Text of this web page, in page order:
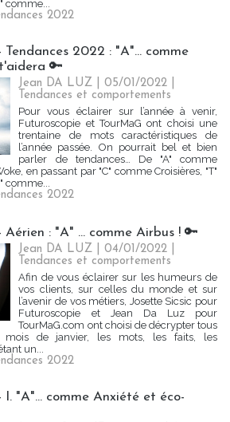
comme...
2022
Tendances 2022 : "A"… comme
🔑
Jean DA LUZ | 05/01/2022
Tendances et comportements
Pour vous éclairer sur l’année à venir,
Futuroscopie et TourMaG ont choisi une
trentaine de mots caractéristiques de
l’année passée. On pourrait bel et bien
parler de tendances… De "A" comme
en passant par "C" comme Croisières, "T"
comme...
2022
: "A" ... comme Airbus ! 🔑
Jean DA LUZ | 04/01/2022
Tendances et comportements
Afin de vous éclairer sur les humeurs de
vos clients, sur celles du monde et sur
l’avenir de vos métiers, Josette Sicsic pour
Futuroscopie et Jean Da Luz pour
TourMaG.com ont choisi de décrypter tous
de janvier, les mots, les faits, les
un...
2022
I. "A"... comme Anxiété et éco-